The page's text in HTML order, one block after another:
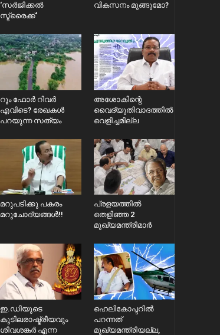
‘സർജിക്കൽ
സ്ട്രൈക്ക്’
വികസനം മുങ്ങുമോ?
റൂം ഫോർ റിവർ
എവിടെ? രേഖകൾ
പറയുന്ന സത്യം
അശോകിന്റെ
വൈദ്യുതിവാദത്തിൽ
വെളിച്ചമില്ല
മറുപടിക്കു പകരം
മറുചോദ്യങ്ങൾ!!
പ്രളയത്തിൽ
തെളിഞ്ഞ 2
മുഖ്യമന്ത്രിമാർ
ഇ.ഡിയുടെ
കുടിലരാഷ്ട്രീയവും
ശിവശങ്കർ എന്ന
ഹെലികോപ്ടറിൽ
പറന്നത്
മുഖ്യമന്ത്രിയല്ല,